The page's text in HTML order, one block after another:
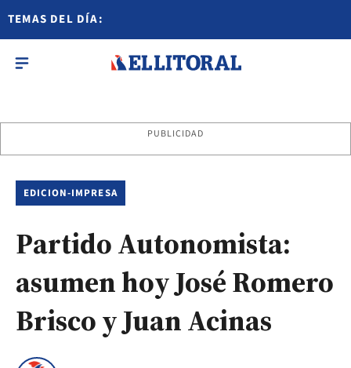
TEMAS DEL DÍA:
PUBLICIDAD
EDICION-IMPRESA
Partido Autonomista:
asumen hoy José Romero
Brisco y Juan Acinas